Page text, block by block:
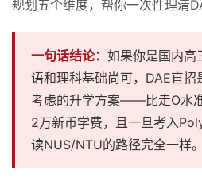
规划五个维度，帮你一次性理清
一句话结论： 如果你是国内高
语和理科基础尚可，DAE直
考虑的升学方案——比走O水
2万新币学费，且一旦考入
读NUS/NTU的路径完全一样。